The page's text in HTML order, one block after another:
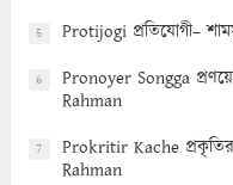
5 Protijogi প্রতিযোগী–
6
Pronoyer Songga
Rahman
7
Prokritir Kache
Rahman